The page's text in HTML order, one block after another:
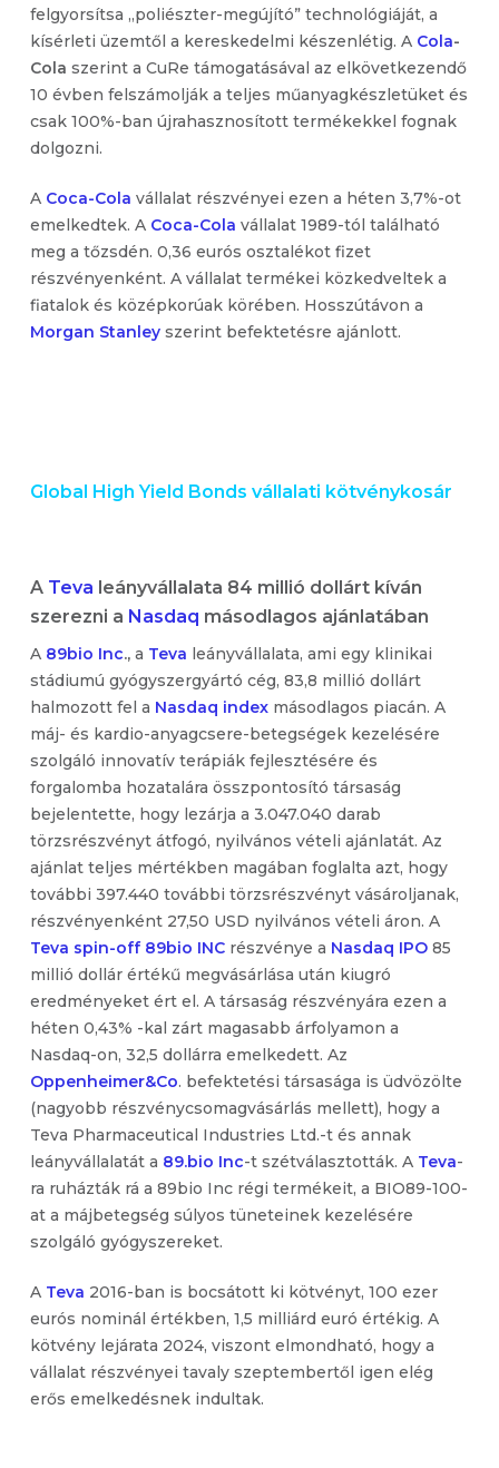
felgyorsítsa „poliészter-megújító” technológiáját, a
kísérleti üzemtől a kereskedelmi készenlétig. A Cola-
Cola szerint a CuRe támogatásával az elkövetkezendő
10 évben felszámolják a teljes műanyagkészletüket és
csak 100%-ban újrahasznosított termékekkel fognak
dolgozni.
A Coca-Cola vállalat részvényei ezen a héten 3,7%-ot
emelkedtek. A Coca-Cola vállalat 1989-tól található
meg a tőzsdén. 0,36 eurós osztalékot fizet
részvényenként. A vállalat termékei közkedveltek a
fiatalok és középkorúak körében. Hosszútávon a
Morgan Stanleyszerint befektetésre ajánlott.
Global High Yield Bonds vállalati kötvénykosár
A Teva leányvállalata 84 millió dollárt kíván
szerezni a Nasdaq másodlagos ajánlatában
A 89bio Inc.,a Teva leányvállalata, ami egy klinikai
stádiumú gyógyszergyártó cég, 83,8 millió dollárt
halmozott fel a Nasdaq indexmásodlagos piacán. A
máj- és kardio-anyagcsere-betegségek kezelésére
szolgáló innovatív terápiák fejlesztésére és
forgalomba hozatalára összpontosító társaság
bejelentette, hogy lezárja a 3.047.040 darab
törzsrészvényt átfogó, nyilvános vételi ajánlatát. Az
ajánlat teljes mértékben magában foglalta azt, hogy
további 397.440 további törzsrészvényt vásároljanak,
részvényenként 27,50 USD nyilvános vételi áron. A
Teva spin-off 89bio INCrészvénye a Nasdaq IPO85
millió dollár értékű megvásárlása után kiugró
eredményeket ért el. A társaság részvényára ezen a
héten 0,43% -kal zárt magasabb árfolyamon a
Nasdaq-on, 32,5 dollárra emelkedett. Az
Oppenheimer&Co. befektetési társasága is üdvözölte
(nagyobb részvénycsomagvásárlás mellett), hogy a
Teva Pharmaceutical Industries Ltd.-t és annak
leányvállalatát a 89.bio Inc-t szétválasztották. A Teva-
ra ruházták rá a 89bio Inc régi termékeit, a BIO89-100-
at a májbetegség súlyos tüneteinek kezelésére
szolgáló gyógyszereket.
A Teva 2016-ban is bocsátott ki kötvényt, 100 ezer
eurós nominál értékben, 1,5 milliárd euró értékig. A
kötvény lejárata 2024, viszont elmondható, hogy a
vállalat részvényei tavaly szeptembertől igen elég
erős emelkedésnek indultak.